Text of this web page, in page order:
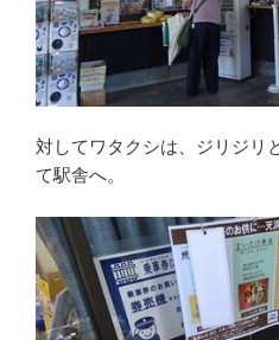
対してワタクシは、ジリジリ
て駅舎へ。